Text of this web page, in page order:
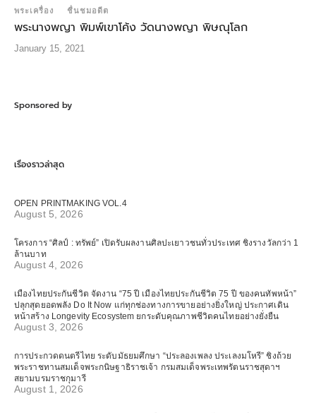
พระเครื่อง ชื่นชมอดีต
พระนางพญา พิมพ์เขาโค้ง วัดนางพญา พิษณุโลก
January 15, 2021
Sponsored by
เรื่องราวล่าสุด
OPEN PRINTMAKING VOL.4
August 5, 2026
โครงการ “ศิลป์ : ทรัพย์” เปิดรับผลงานศิลปะเยาวชนทั่วประเทศ ชิงรางวัลกว่า 1
ล้านบาท
August 4, 2026
เมืองไทยประกันชีวิต จัดงาน “75 ปี เมืองไทยประกันชีวิต 75 ปี ของคนทัพหน้า”
ปลุกสุดยอดพลัง Do It Now แก่ทุกช่องทางการขายอย่างยิ่งใหญ่ ประกาศเดิน
หน้าสร้าง Longevity Ecosystem ยกระดับคุณภาพชีวิตคนไทยอย่างยั่งยืน
August 3, 2026
การประกวดดนตรีไทย ระดับมัธยมศึกษา “ประลองเพลง ประเลงมโหรี” ชิงถ้วย
พระราชทานสมเด็จพระกนิษฐาธิราชเจ้า กรมสมเด็จพระเทพรัตนราชสุดาฯ
สยามบรมราชกุมารี
August 1, 2026